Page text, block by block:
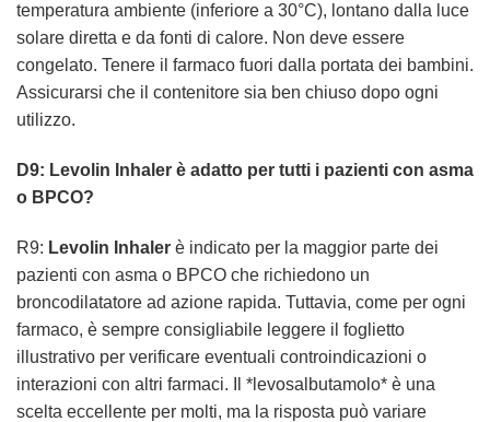
temperatura ambiente (inferiore a 30°C), lontano dalla luce
solare diretta e da fonti di calore. Non deve essere
congelato. Tenere il farmaco fuori dalla portata dei bambini.
Assicurarsi che il contenitore sia ben chiuso dopo ogni
utilizzo.
D9: Levolin Inhaler è adatto per tutti i pazienti con asma
o BPCO?
R9: Levolin Inhaler è indicato per la maggior parte dei
pazienti con asma o BPCO che richiedono un
broncodilatatore ad azione rapida. Tuttavia, come per ogni
farmaco, è sempre consigliabile leggere il foglietto
illustrativo per verificare eventuali controindicazioni o
interazioni con altri farmaci. Il *levosalbutamolo* è una
scelta eccellente per molti, ma la risposta può variare